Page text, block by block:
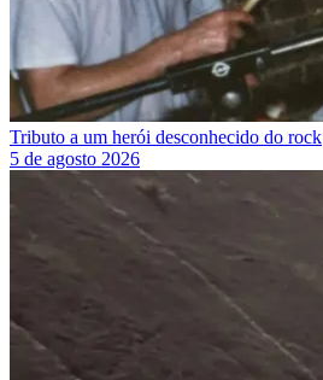
Tributo a um herói desconhecido do rock
5 de agosto 2026